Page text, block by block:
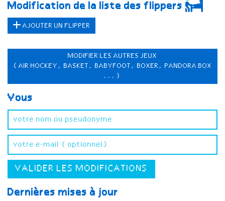
Modification de la liste des flippers
AJOUTER UN FLIPPER
MODIFIER LES AUTRES JEUX
(AIR HOCKEY, BASKET, BABYFOOT, BOXER, PANDORA BOX
...)
Vous
VALIDER LES MODIFICATIONS
Dernières mises à jour